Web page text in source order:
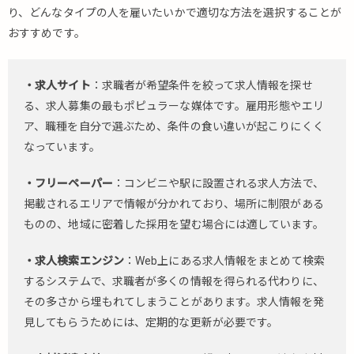
り、どんなタイプの人を雇いたいかで適切な方法を選択することが
おすすめです。
・求人サイト ：求職者が希望条件を絞って求人情報を探せ
る、求人募集の最もポピュラーな媒体です。雇用形態やエリ
ア、職種を自分で選ぶため、条件の食い違いが起こりにくく
なっています。
・フリーペーパー ：コンビニや駅に設置される求人方法で、
掲載されるエリアで情報が分かれており、場所に制限がある
ものの、地域に密着した採用を望む場合には適しています。
・求人検索エンジン：Web上にある求人情報をまとめて検索
するシステムで、求職者が多くの情報を得られる代わりに、
その多さから埋もれてしまうことがあります。求人情報を発
見してもらうためには、定期的な更新が必要です。